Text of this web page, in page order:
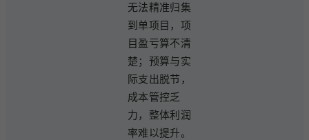
无法精准归集
到单项目，项
目盈亏算不清
楚；预算与实
际支出脱节，
成本管控乏
力，整体利润
率难以提升。